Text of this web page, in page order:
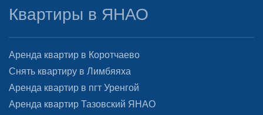
Квартиры в ЯНАО
Аренда квартир в Коротчаево
Снять квартиру в Лимбяяха
Аренда квартир в пгт Уренгой
Аренда квартир Тазовский ЯНАО